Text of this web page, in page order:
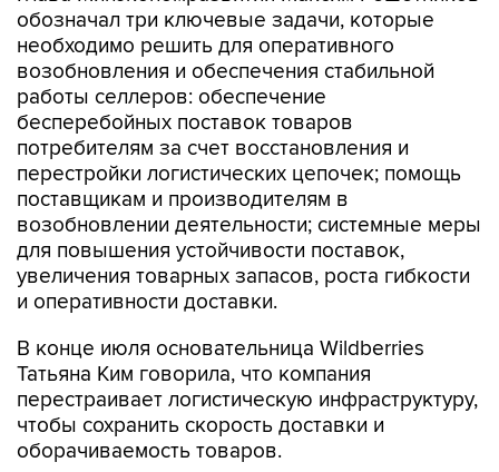
обозначал три ключевые задачи, которые
необходимо решить для оперативного
возобновления и обеспечения стабильной
работы селлеров: обеспечение
бесперебойных поставок товаров
потребителям за счет восстановления и
перестройки логистических цепочек; помощь
поставщикам и производителям в
возобновлении деятельности; системные меры
для повышения устойчивости поставок,
увеличения товарных запасов, роста гибкости
и оперативности доставки.
В конце июля основательница Wildberries
Татьяна Ким говорила, что компания
перестраивает логистическую инфраструктуру,
чтобы сохранить скорость доставки и
оборачиваемость товаров.